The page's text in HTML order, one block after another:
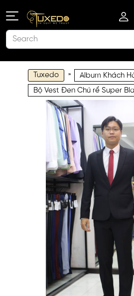
Tuxedo » Album Khách
Bộ Vest Đen Chú rể Super